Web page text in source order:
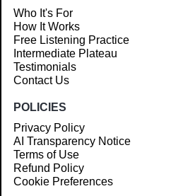
Who It's For
How It Works
Free Listening Practice
Intermediate Plateau
Testimonials
Contact Us
POLICIES
Privacy Policy
AI Transparency Notice
Terms of Use
Refund Policy
Cookie Preferences